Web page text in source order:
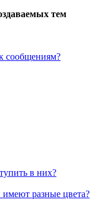
тем
сообщениям?
в них?
разные цвета?